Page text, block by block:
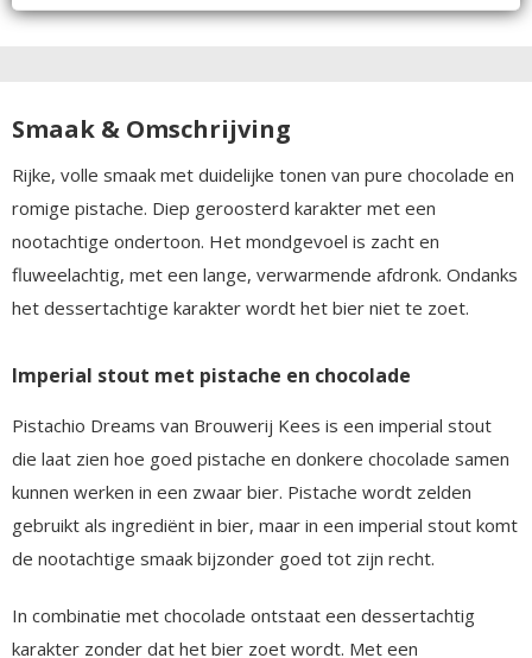
Smaak & Omschrijving
Rijke, volle smaak met duidelijke tonen van pure chocolade en
romige pistache. Diep geroosterd karakter met een
nootachtige ondertoon. Het mondgevoel is zacht en
fluweelachtig, met een lange, verwarmende afdronk. Ondanks
het dessertachtige karakter wordt het bier niet te zoet.
Imperial stout met pistache en chocolade
Pistachio Dreams van Brouwerij Kees is een imperial stout
die laat zien hoe goed pistache en donkere chocolade samen
kunnen werken in een zwaar bier. Pistache wordt zelden
gebruikt als ingrediënt in bier, maar in een imperial stout komt
de nootachtige smaak bijzonder goed tot zijn recht.
In combinatie met chocolade ontstaat een dessertachtig
karakter zonder dat het bier zoet wordt. Met een